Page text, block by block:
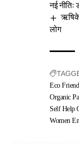
नई नीतिः
लोग
Eco
Organic
Self Help
Women